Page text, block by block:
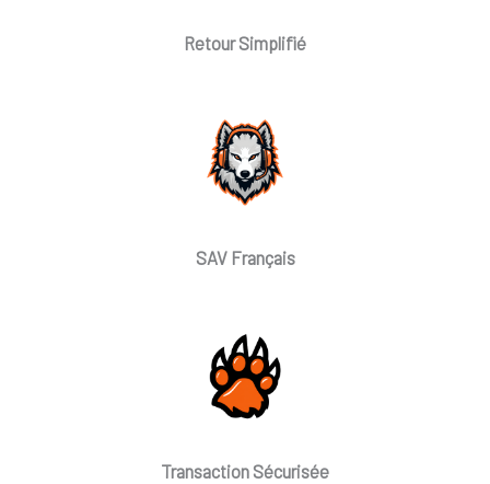
Retour Simplifié
SAV Français
Transaction Sécurisée